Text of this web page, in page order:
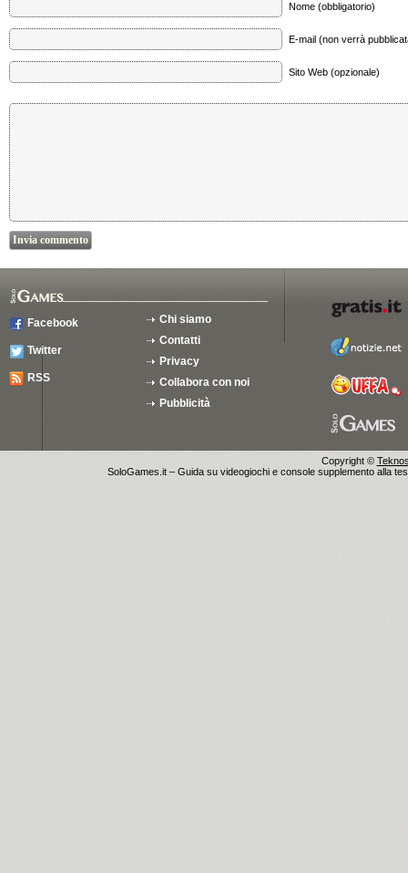
Nome (obbligatorio)
E-mail (non verrà
Sito Web (opzionale)
Facebook
Twitter
RSS
Chi siamo
Contatti
Privacy
Collabora con noi
Pubblicità
Copyright ©
SoloGames.it – Guida su videogiochi e console supplemento alla